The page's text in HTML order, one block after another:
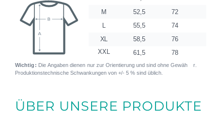
ÜBER UNSERE PRODUKTE